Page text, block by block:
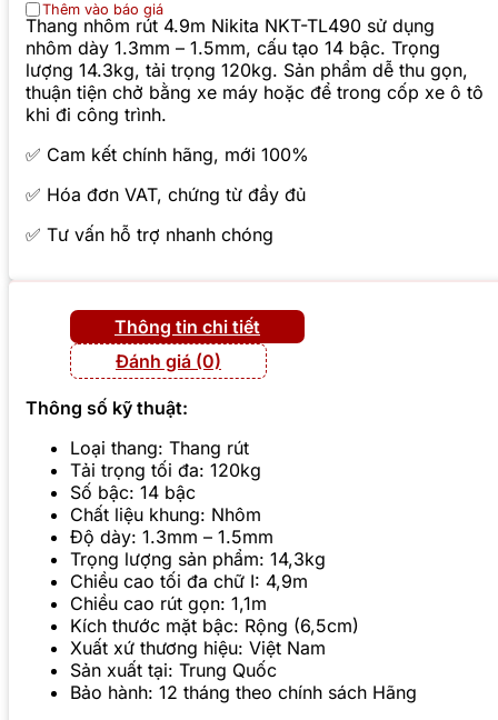
Thêm vào báo giá
Thang nhôm rút 4.9m Nikita NKT-TL490 sử dụng
nhôm dày 1.3mm – 1.5mm, cấu tạo 14 bậc. Trọng
lượng 14.3kg, tải trọng 120kg. Sản phẩm dễ thu gọn,
thuận tiện chở bằng xe máy hoặc để trong cốp xe ô tô
khi đi công trình.
✅ Cam kết chính hãng, mới 100%
✅ Hóa đơn VAT, chứng từ đầy đủ
✅ Tư vấn hỗ trợ nhanh chóng
Thông tin chi tiết
Đánh giá (0)
Thông số kỹ thuật:
Loại thang: Thang rút
Tải trọng tối đa: 120kg
Số bậc: 14 bậc
Chất liệu khung: Nhôm
Độ dày: 1.3mm – 1.5mm
Trọng lượng sản phẩm: 14,3kg
Chiều cao tối đa chữ I: 4,9m
Chiều cao rút gọn: 1,1m
Kích thước mặt bậc: Rộng (6,5cm)
Xuất xứ thương hiệu: Việt Nam
Sản xuất tại: Trung Quốc
Bảo hành: 12 tháng theo chính sách Hãng